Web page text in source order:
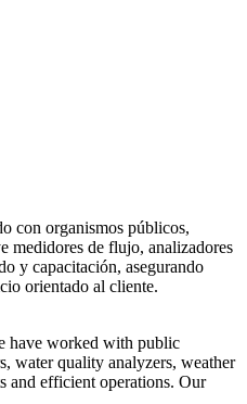
con organismos públicos,
medidores de flujo, analizadores
y capacitación, asegurando
orientado al cliente.
have worked with public
water quality analyzers, weather
and efficient operations. Our